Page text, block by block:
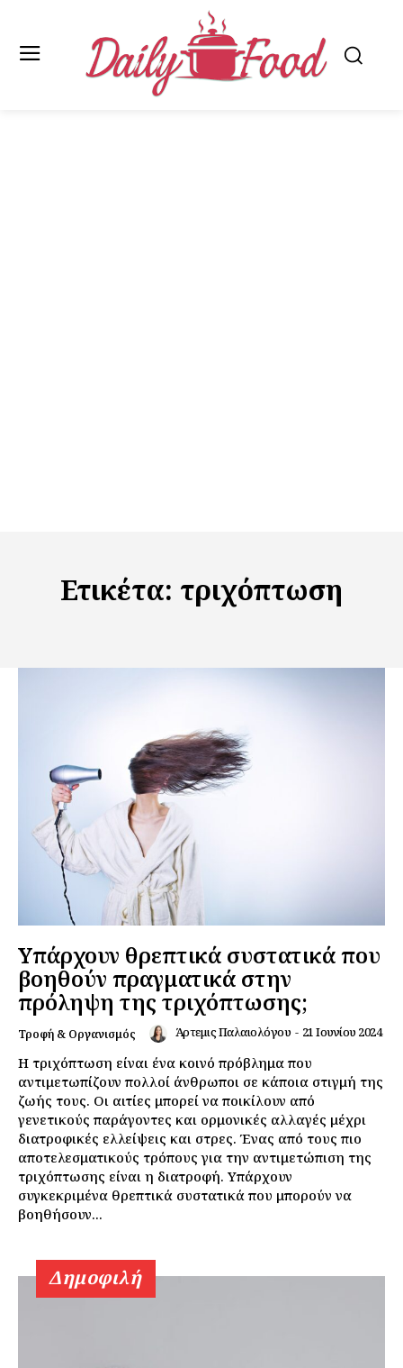
Ετικέτα: τριχόπτωση
Υπάρχουν θρεπτικά συστατικά που
βοηθούν πραγματικά στην
πρόληψη της τριχόπτωσης;
Τροφή & Οργανισμός Άρτεμις Παλαιολόγου - 21 Ιουνίου 2024
Η τριχόπτωση είναι ένα κοινό πρόβλημα που
αντιμετωπίζουν πολλοί άνθρωποι σε κάποια στιγμή της
ζωής τους. Οι αιτίες μπορεί να ποικίλουν από
γενετικούς παράγοντες και ορμονικές αλλαγές μέχρι
διατροφικές ελλείψεις και στρες. Ένας από τους πιο
αποτελεσματικούς τρόπους για την αντιμετώπιση της
τριχόπτωσης είναι η διατροφή. Υπάρχουν
συγκεκριμένα θρεπτικά συστατικά που μπορούν να
βοηθήσουν...
Δημοφιλή